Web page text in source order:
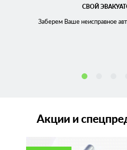
СВОЙ
Заберем Ваше неисправное
Акции и